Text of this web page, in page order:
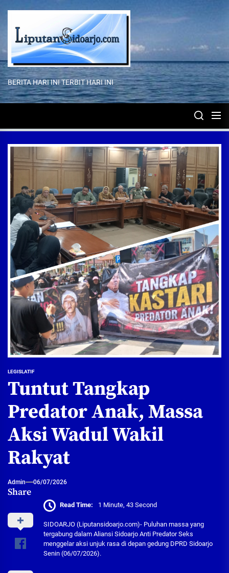
content
BERITA HARI INI TERBIT HARI INI
LEGISLATIF
Tuntut Tangkap
Predator Anak, Massa
Aksi Wadul Wakil
Rakyat
Admin 06/07/2026
Share
Read Time: 1 Minute, 43 Second
SIDOARJO (Liputansidoarjo.com)- Puluhan massa yang
tergabung dalam Aliansi Sidoarjo Anti Predator Seks
menggelar aksi unjuk rasa di depan gedung DPRD Sidoarjo
Senin (06/07/2026).